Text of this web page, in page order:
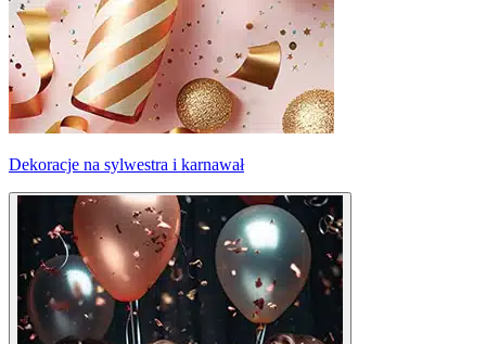
Dekoracje na sylwestra i karnawał